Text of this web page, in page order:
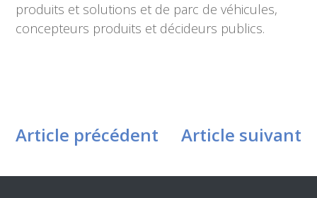
produits et solutions et de parc de véhicules,
concepteurs produits et décideurs publics.
Article précédent Article suivant